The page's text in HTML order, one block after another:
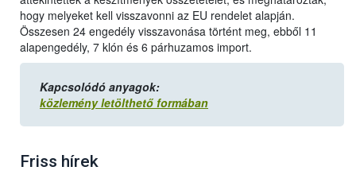
hogy melyeket kell visszavonni az EU rendelet alapján.
Összesen 24 engedély visszavonása történt meg, ebből 11
alapengedély, 7 klón és 6 párhuzamos import.
Kapcsolódó anyagok:
közlemény letölthető formában
Friss hírek